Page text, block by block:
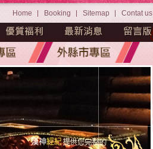
Home Booking Sitemap Contat us